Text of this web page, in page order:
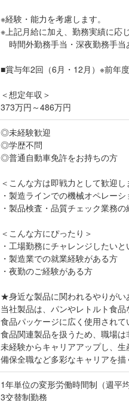
※経験・能力を考慮します。
※上記月給に加え、勤務実績に応
時間外勤務手当・深夜勤務手当
■賞与年2回（6月・12月）※前年
＜想定年収＞
373万円～486万円
◎未経験歓迎
◎学歴不問
◎普通自動車免許をお持ちの方
＜こんな方は即戦力として歓迎し
・製造ラインでの機械オペレー
・製品検査・品質チェック業務
＜こんな方にぴったり＞
・工場勤務にチャレンジしたい
・製造業での就業経験がある方
・夜勤のご経験がある方
★身近な製品に関われるやりがい
当社製品は、パンやレトルト食品
食品パッケージに広く使用されて
食品関連製品を扱うため、職場は
未経験からキャリアアップし、生
備保全職など多彩なキャリアを描
1年単位の変形労働時間制（週平
3交替制勤務